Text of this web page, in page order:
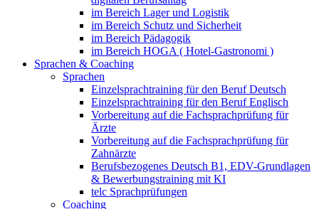
im Bereich Lager und Logistik
im Bereich Schutz und Sicherheit
im Bereich Pädagogik
im Bereich HOGA ( Hotel-Gastronomi )
Sprachen & Coaching
Sprachen
Einzelsprachtraining für den Beruf Deutsch
Einzelsprachtraining für den Beruf Englisch
Vorbereitung auf die Fachsprachprüfung für
Ärzte
Vorbereitung auf die Fachsprachprüfung für
Zahnärzte
Berufsbezogenes Deutsch B1, EDV-Grundlagen
& Bewerbungstraining mit KI
telc Sprachprüfungen
Coaching